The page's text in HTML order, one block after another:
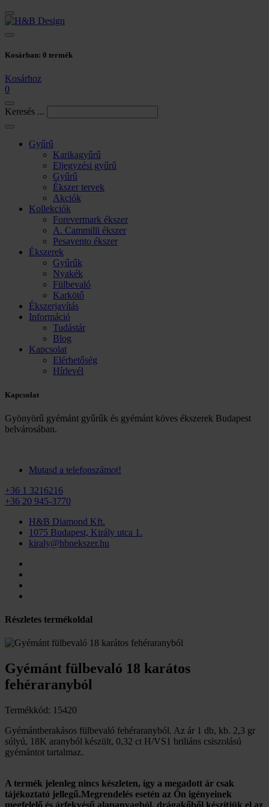
Kosárban: 0 termék
Kosárhoz
0
Keresés ...
Gyűrű
Karikagyűrű
Eljegyzési gyűrű
Gyűrű
Ékszer tervek
Akciók
Kollekciók
Forevermark ékszer
A. Cammilli ékszer
Pesavento ékszer
Ékszerek
Gyűrűk
Nyakék
Fülbevaló
Karkötő
Ékszerjavítás
Információ
Tudástár
Blog
Kapcsolat
Elérhetőség
Hírlevél
Kapcsolat
Gyönyörű gyémánt gyűrűk és gyémánt köves ékszerek Budapest
belvárosában.
Mutasd a telefonszámot!
+36 1 3216216
+36 20 945-3770
H&B Diamond Kft.
1075 Budapest, Király utca 1.
kiraly@hbnekszer.hu
Részletes termékoldal
Gyémánt fülbevaló 18 karátos
fehéraranyból
Termékkód: 15420
Gyémántberakásos fülbevaló fehéraranyból. Az ár 1 db, kb. 2,3 gr
súlyú, 18K aranyból készült, 0,32 ct H/VS1 briliáns csiszolású
gyémántot tartalmaz.
A termék jelenleg nincs készleten, így a megadott ár csak
tájékoztató jellegű.Megrendelés esetén az Ön igényeinek
megfelelő és árfekvésű alapanyagból, drágakőből készítjük el az